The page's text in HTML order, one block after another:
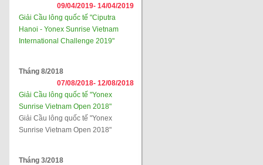
09/04/2019- 14/04/2019
Giải Cầu lông quốc tế "Ciputra
Hanoi - Yonex Sunrise Vietnam
International Challenge 2019"
Tháng 8/2018
07/08/2018- 12/08/2018
Giải Cầu lông quốc tế "Yonex
Sunrise Vietnam Open 2018"
Giải Cầu lông quốc tế "Yonex
Sunrise Vietnam Open 2018"
Tháng 3/2018